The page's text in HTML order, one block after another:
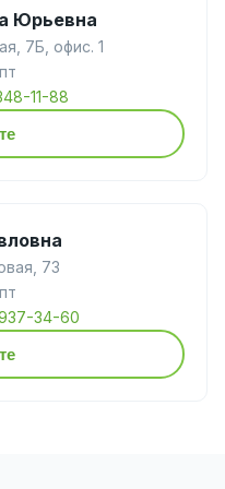
Юрьевна
7Б, офис. 1
11-88
73
34-60